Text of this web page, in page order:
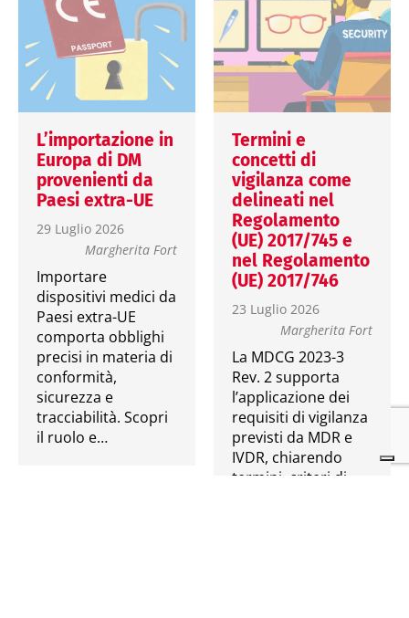
L’importazione in
Europa di DM
provenienti da
Paesi extra-UE
29 Luglio 2026
Margherita Fort
Importare
dispositivi medici da
Paesi extra-UE
comporta obblighi
precisi in materia di
conformità,
sicurezza e
tracciabilità. Scopri
il ruolo e…
Termini e
concetti di
vigilanza come
delineati nel
Regolamento
(UE) 2017/745 e
nel Regolamento
(UE) 2017/746
23 Luglio 2026
Margherita Fort
La MDCG 2023-3
Rev. 2 supporta
l’applicazione dei
requisiti di vigilanza
previsti da MDR e
IVDR, chiarendo
termini, criteri di…